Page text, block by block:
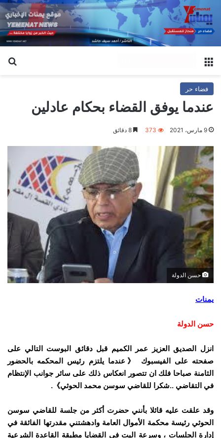
فضاء حر
عندما يوفق القضاء بحكام عادلين
9 مارس، 2021 373
حسن الدولة
يمنات
حسن الدولة
انزل الصديق العزيز عمر الكميم قبل دقائق البوست التالي على
صفحته على الفيسبوك 《عندما يلتزم رئيس المحكمه بالحضور
الثامنة صباحا فلك ان تتصور انعكاس ذلك على سائر جوانب الإنتظام
في التقاضي ..شكرا للقاضي سوسن محمد الحوثي》.
وقد علقت عليه قائلا بأنني حضرت أكثر من جلسة للقاضي سوسن
الحوثي رئيسة محكمة الأموال العامة وادهشتني مقدرتها الفائقة في
إدارة الجلسات ، وسرعة البت في القضايا مطبقة القاعدة الشرعية